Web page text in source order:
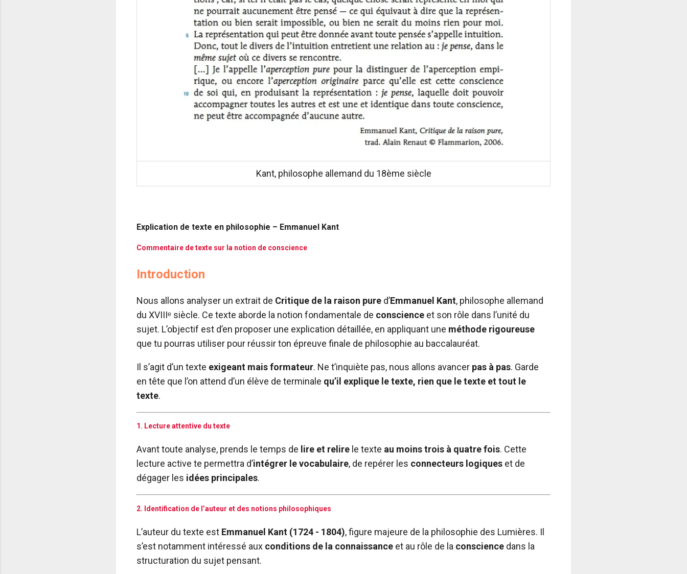
Kant, philosophe allemand du 18ème siècle
Explication de texte en philosophie – Emmanuel Kant
Commentaire de texte sur la notion de conscience
Introduction
Nous allons analyser un extrait de Critique de la raison pure d’Emmanuel Kant, philosophe allemand
du XVIIIᵉ siècle. Ce texte aborde la notion fondamentale de conscience et son rôle dans l’unité du
sujet. L’objectif est d’en proposer une explication détaillée, en appliquant une méthode rigoureuse
que tu pourras utiliser pour réussir ton épreuve finale de philosophie au baccalauréat.
Il s’agit d’un texte exigeant mais formateur. Ne t’inquiète pas, nous allons avancer pas à pas. Garde
en tête que l’on attend d’un élève de terminale qu’il explique le texte, rien que le texte et tout le
texte.
1. Lecture attentive du texte
Avant toute analyse, prends le temps de lire et relire le texte au moins trois à quatre fois. Cette
lecture active te permettra d’intégrer le vocabulaire, de repérer les connecteurs logiques et de
dégager les idées principales.
2. Identification de l’auteur et des notions philosophiques
L’auteur du texte est Emmanuel Kant (1724 - 1804), figure majeure de la philosophie des Lumières. Il
s’est notamment intéressé aux conditions de la connaissance et au rôle de la conscience dans la
structuration du sujet pensant.